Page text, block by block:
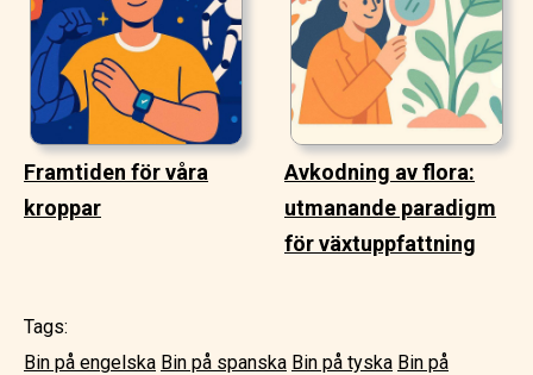
Framtiden för våra
kroppar
Avkodning av flora:
utmanande paradigm
för växtuppfattning
Tags:
Bin på engelska Bin på spanska Bin på tyska Bin på